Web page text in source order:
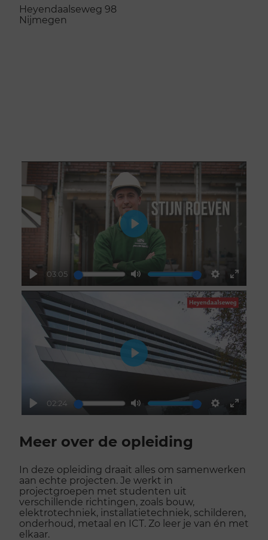
Heyendaalseweg 98
Nijmegen
Play
03:05
Mute Settings
Enter
Play
Play
02:24
Mute Settings
Enter
Play
galerij
Meer over de opleiding
In deze opleiding draait alles om samenwerken
aan echte projecten. Je werkt in
projectgroepen met studenten uit
verschillende richtingen, zoals bouw,
elektrotechniek, installatietechniek, schilderen,
onderhoud, metaal en ICT. Zo leer je van én met
elkaar.